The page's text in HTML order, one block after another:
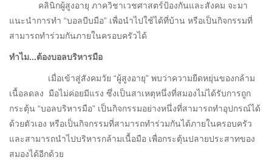
คลินิกผู้สูงอายุ ภาควิชาเวชศาสตร์ป้องกันและสังคม จะมา
แนะนำการทำ “บอลบีบมือ” เพื่อนำไปใช้ได้ที่บ้าน หรือเป็นกิจกรรมที่
สามารถทำร่วมกันภายในครอบครัวได้
ทำไม...ต้องบอลบริหารมือ
เมื่อเข้าสู่สังคมวัย “ผู้สูงอายุ” พบว่าความยืดหยุ่นของกล้าม
เนื้อลดลง มือไม่ค่อยมีแรง ซึ่งเป็นสาเหตุหนึ่งที่สมองไม่ได้รับการถูก
กระตุ้น “บอลบริหารมือ” เป็นกิจกรรมอย่างหนึ่งที่สามารถทำอุปกรณ์ได้
ด้วยตัวเอง หรือเป็นกิจกรรมที่สามารถทำร่วมกันได้ภายในครอบครัว
และสามารถนำไปบริหารกล้ามเนื้อมือ เพื่อกระตุ้นปลายประสาทของ
สมองได้อีกด้วย